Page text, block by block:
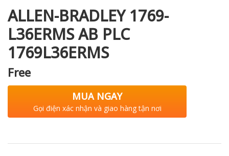
ALLEN-BRADLEY 1769-
L36ERMS AB PLC
1769L36ERMS
Free
MUA NGAY
Gọi điện xác nhận và giao hàng tận nơi